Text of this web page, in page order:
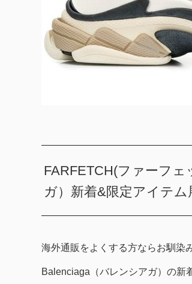
FARFETCH(ファーフ
ガ）新着&限定アイテム
海外通販をよくする方ならお馴染
Balenciaga（バレンシアガ）の新